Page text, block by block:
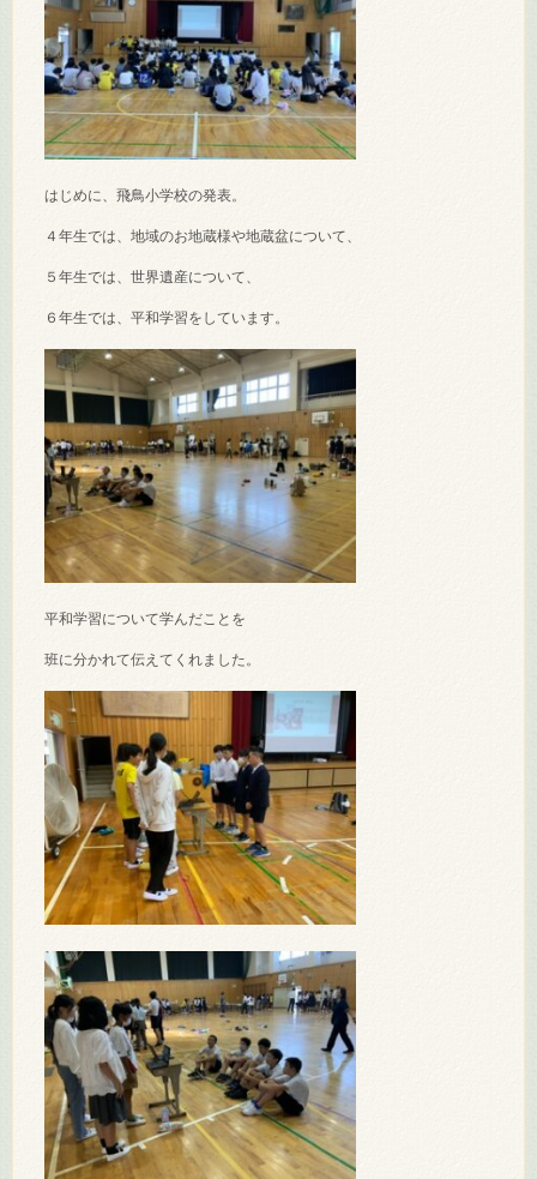
はじめに、飛鳥小学校の発表。
４年生では、地域のお地蔵様や地蔵盆について、
５年生では、世界遺産について、
６年生では、平和学習をしています。
平和学習について学んだことを
班に分かれて伝えてくれました。